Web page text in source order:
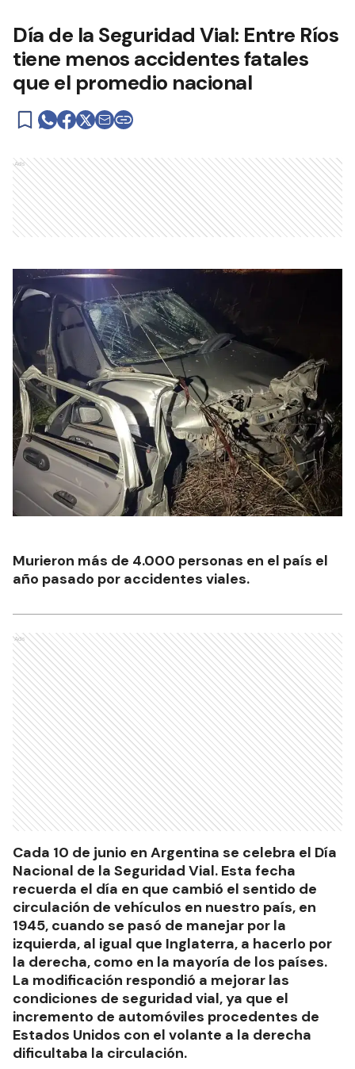
Día de la Seguridad Vial: Entre Ríos
tiene menos accidentes fatales
que el promedio nacional
Ads
Murieron más de 4.000 personas en el país el
año pasado por accidentes viales.
Ads
Cada 10 de junio en Argentina se celebra el Día
Nacional de la Seguridad Vial. Esta fecha
recuerda el día en que cambió el sentido de
circulación de vehículos en nuestro país, en
1945, cuando se pasó de manejar por la
izquierda, al igual que Inglaterra, a hacerlo por
la derecha, como en la mayoría de los países.
La modificación respondió a mejorar las
condiciones de seguridad vial, ya que el
incremento de automóviles procedentes de
Estados Unidos con el volante a la derecha
dificultaba la circulación.